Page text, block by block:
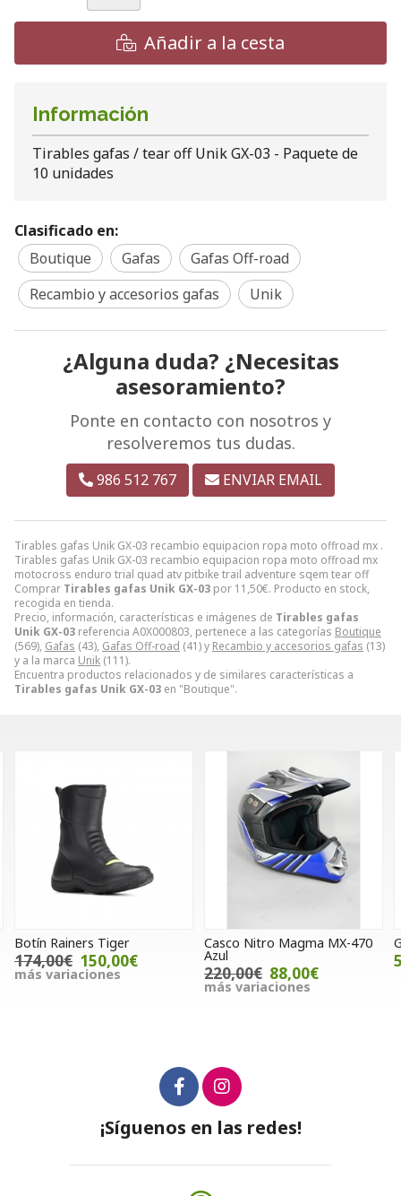
Añadir a la cesta
Tirables gafas Unik GX-03 recambio equipacion ropa moto offroad mx .
Tirables gafas Unik GX-03 recambio equipacion ropa moto offroad mx
motocross enduro trial quad atv pitbike trail adventure sqem tear off
Comprar Tirables gafas Unik GX-03 por 11,50€. Producto en stock,
recogida en tienda.
Precio, información, características e imágenes de Tirables gafas
Unik GX-03 referencia A0X000803, pertenece a las categorías Boutique
(569), Gafas (43), Gafas Off-road (41) y Recambio y accesorios gafas (13)
y a la marca Unik (111).
Encuentra productos relacionados y de similares características a
Tirables gafas Unik GX-03 en "Boutique".
Información
Tirables gafas / tear off Unik GX-03 - Paquete de
10 unidades
Clasificado en:
Boutique
Gafas
Gafas Off-road
Recambio y accesorios gafas
Unik
¿Alguna duda? ¿Necesitas
asesoramiento?
Ponte en contacto con nosotros y
resolveremos tus dudas.
986 512 767 ENVIAR EMAIL
Casco Nitro Magma MX-470
Azul
220,00€
Gafas Spy Woot Bolt
¡Síguenos en las redes!